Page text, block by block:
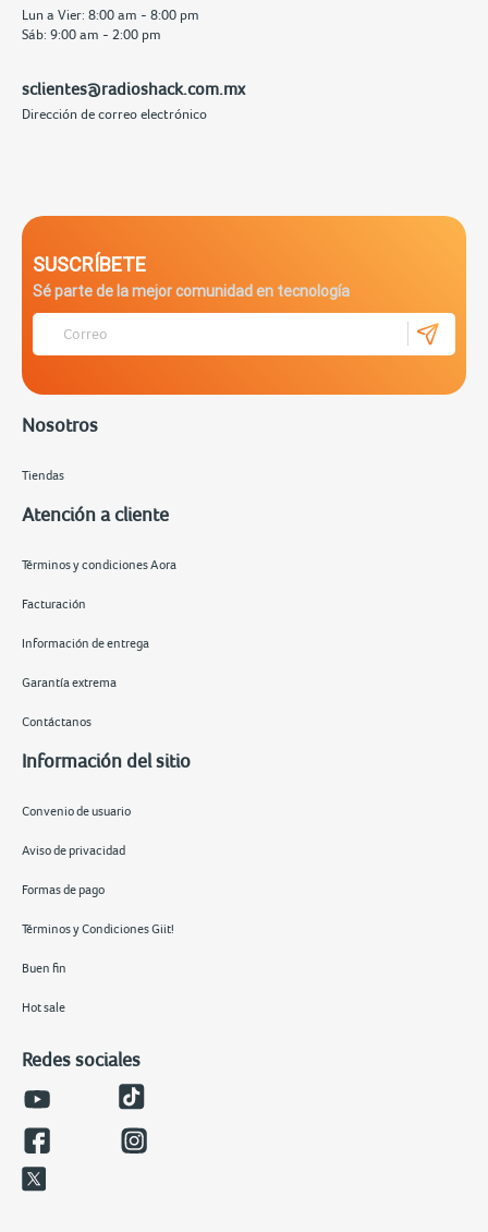
Lun a Vier: 8:00 am - 8:00 pm
Sáb: 9:00 am - 2:00 pm
sclientes@radioshack.com.mx
Dirección de correo electrónico
SUSCRÍBETE
Sé parte de la mejor comunidad en tecnología
Nosotros
Tiendas
Atención a cliente
Términos y condiciones Aora
Facturación
Información de entrega
Garantía extrema
Contáctanos
Información del sitio
Convenio de usuario
Aviso de privacidad
Formas de pago
Términos y Condiciones Giit!
Buen fin
Hot sale
Redes sociales